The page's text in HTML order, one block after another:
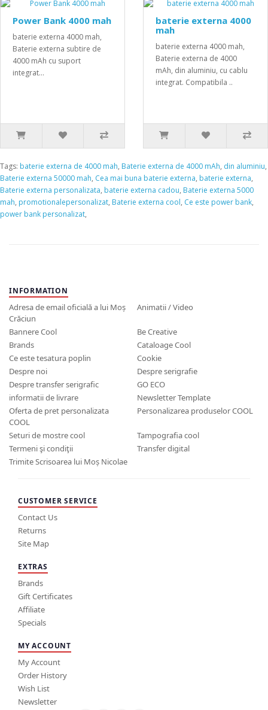
Power Bank 4000 mah
baterie externa 4000 mah,
Baterie externa subtire de
4000 mAh cu suport
integrat...
baterie externa 4000
mah
baterie externa 4000 mah,
Baterie externa de 4000
mAh, din aluminiu, cu cablu
integrat. Compatibila ..
Tags: baterie externa de 4000 mah, Baterie externa de 4000 mAh, din aluminiu,
Baterie externa 50000 mah, Cea mai buna baterie externa, baterie externa,
Baterie externa personalizata, baterie externa cadou, Baterie externa 5000
mah, promotionalepersonalizat, Baterie externa cool, Ce este power bank,
power bank personalizat,
INFORMATION
Adresa de email oficială a lui Moș
Crăciun
Animatii / Video
Bannere Cool
Be Creative
Brands
Cataloage Cool
Ce este tesatura poplin
Cookie
Despre noi
Despre serigrafie
Despre transfer serigrafic
GO ECO
informatii de livrare
Newsletter Template
Oferta de pret personalizata
COOL
Personalizarea produselor COOL
Seturi de mostre cool
Tampografia cool
Termeni şi condiţii
Transfer digital
Trimite Scrisoarea lui Moș Nicolae
CUSTOMER SERVICE
Contact Us
Returns
Site Map
EXTRAS
Brands
Gift Certificates
Affiliate
Specials
MY ACCOUNT
My Account
Order History
Wish List
Newsletter